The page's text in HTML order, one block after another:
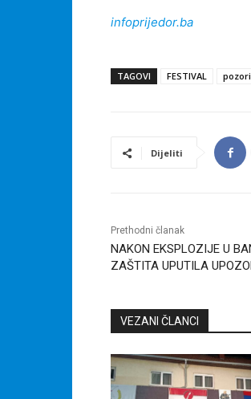
infoprijedor.ba
TAGOVI FESTIVAL
Dijeliti
Prethodni članak
NAKON EKSPLOZIJE U
ZAŠTITA UPUTILA
VEZANI ČLANCI